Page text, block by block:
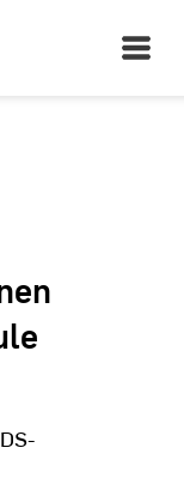
Open
Main